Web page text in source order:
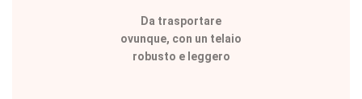
Da trasportare
ovunque, con un telaio
robusto e leggero